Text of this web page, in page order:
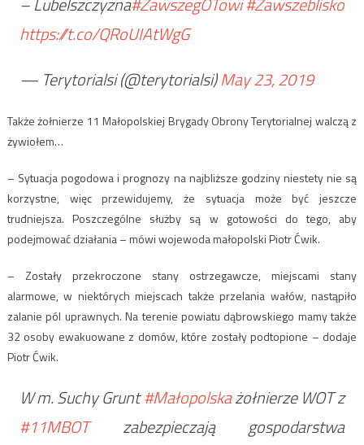
https://t.co/QRoUIAtWgG
— Terytorialsi (@terytorialsi)May 23, 2019
Także żołnierze 11 Małopolskiej Brygady Obrony Terytorialnej walczą z
żywiołem…
– Sytuacja pogodowa i prognozy na najbliższe godziny niestety nie są
korzystne, więc przewidujemy, że sytuacja może być jeszcze
trudniejsza. Poszczególne służby są w gotowości do tego, aby
podejmować działania – mówi wojewoda małopolski Piotr Ćwik.
– Zostały przekroczone stany ostrzegawcze, miejscami stany
alarmowe, w niektórych miejscach także przelania wałów, nastąpiło
zalanie pól uprawnych. Na terenie powiatu dąbrowskiego mamy także
32 osoby ewakuowane z domów, które zostały podtopione – dodaje
Piotr Ćwik.
W m. Suchy Grunt#Małopolskażołnierze WOT z
#11MBOTzabezpieczają gospodarstwa